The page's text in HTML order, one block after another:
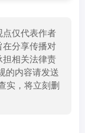
仅代表作者
分享传播对
担相关法律责
的内容请发送
实，将立刻删